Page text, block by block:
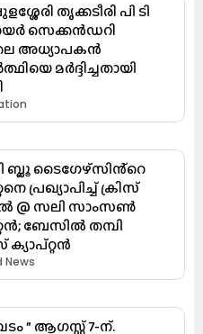
തൃക്കടീരി പി ടി
സെക്കൻഡറി
അധ്യാപകൻ
മർദ്ദിച്ചതായി
ബ്ലൂ ടൈഗേഴ്സിൻ്റെ
പ്രഖ്യാപിച്ച് ക്രിസ്
ബേസിൽ തമ്പി
News
” ആഗസ്റ്റ് 7-ന്.